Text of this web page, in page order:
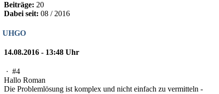
Beiträge: 20
Dabei seit: 08 / 2016
UHGO
14.08.2016 - 13:48 Uhr
· #4
Hallo Roman
Die Problemlösung ist komplex und nicht einfach zu vermitteln -